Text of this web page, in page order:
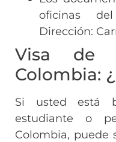
oficinas
Dirección:
Visa de
Colombia:
Si usted está
estudiante o
Colombia, puede